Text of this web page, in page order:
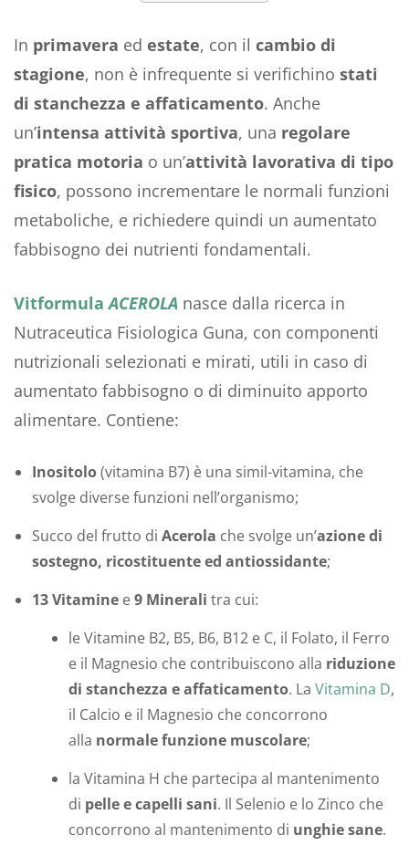
In primavera ed estate, con il cambio di
stagione, non è infrequente si verifichino stati
di stanchezza e affaticamento. Anche
un’intensa attività sportiva, una regolare
pratica motoria o un’attività lavorativa di tipo
fisico, possono incrementare le normali funzioni
metaboliche, e richiedere quindi un aumentato
fabbisogno dei nutrienti fondamentali.
VitformulaACEROLA nasce dalla ricerca in
Nutraceutica Fisiologica Guna, con componenti
nutrizionali selezionati e mirati, utili in caso di
aumentato fabbisogno o di diminuito apporto
alimentare. Contiene:
Inositolo(vitamina B7) è una simil-vitamina, che
svolge diverse funzioni nell’organismo;
Succo del frutto di Acerola che svolge un’azione di
sostegno, ricostituente ed antiossidante;
13 Vitamine e9 Minerali tra cui:
le Vitamine B2, B5, B6, B12 e C, il Folato, il Ferro
e il Magnesio che contribuiscono alla riduzione
di stanchezza e affaticamento. La Vitamina D,
il Calcio e il Magnesio che concorrono
alla normale funzione muscolare;
la Vitamina H che partecipa al mantenimento
di pelle e capelli sani. Il Selenio e lo Zinco che
concorrono al mantenimento di unghie sane.